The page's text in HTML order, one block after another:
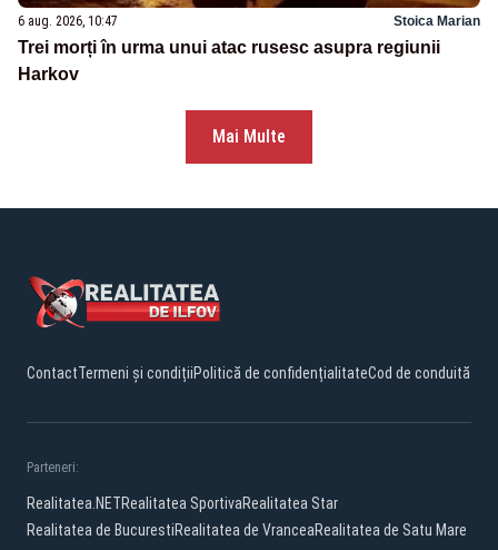
6 aug. 2026, 10:47 Stoica Marian
Trei morți în urma unui atac rusesc asupra regiunii
Harkov
Mai Multe
ContactTermeni și condițiiPolitică de confidențialitateCod de conduită
Parteneri:
Realitatea.NETRealitatea SportivaRealitatea Star
Realitatea de BucurestiRealitatea de VranceaRealitatea de Satu Mare